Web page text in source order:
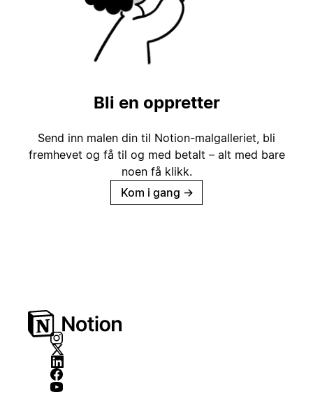
Bli en oppretter
Send inn malen din til Notion-malgalleriet, bli
fremhevet og få til og med betalt – alt med bare
noen få klikk.
Kom i gang →